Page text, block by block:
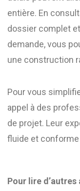
entière. En
dossier complet
demande, vous
une construction
Pour vous
appel à des
de projet. Leur
fluide et
Pour lire